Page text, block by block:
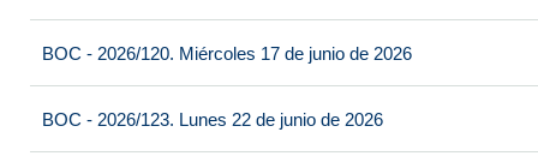
BOC - 2026/120. Miércoles 17 de junio de 2026
BOC - 2026/123. Lunes 22 de junio de 2026